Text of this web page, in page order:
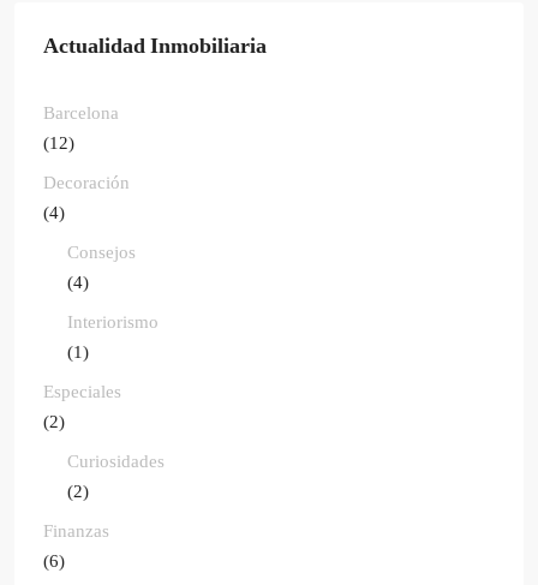
Actualidad Inmobiliaria
Barcelona
(12)
Decoración
(4)
Consejos
(4)
Interiorismo
(1)
Especiales
(2)
Curiosidades
(2)
Finanzas
(6)